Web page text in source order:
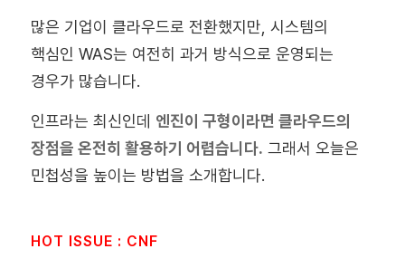
많은 기업이 클라우드로 전환했지만, 시스템의
핵심인 WAS는 여전히 과거 방식으로 운영되는
경우가 많습니다.
인프라는 최신인데 엔진이 구형이라면 클라우드의
장점을 온전히 활용하기 어렵습니다. 그래서 오늘은
민첩성을 높이는 방법을 소개합니다.
HOT ISSUE : CNF